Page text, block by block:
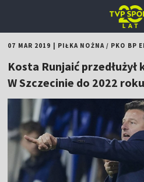
07 MAR 2019 PIŁKA NOŻNA/ PKO BP
Kosta Runjaić
W Szczecinie do 2022 roku